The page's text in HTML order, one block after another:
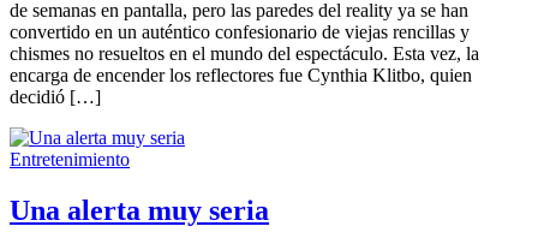
de semanas en pantalla, pero las paredes del reality ya se han
convertido en un auténtico confesionario de viejas rencillas y
chismes no resueltos en el mundo del espectáculo. Esta vez, la
encarga de encender los reflectores fue Cynthia Klitbo, quien
decidió […]
Entretenimiento
Una alerta muy seria